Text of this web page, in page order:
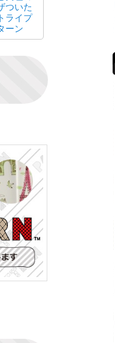
ついた
ライプ
ーン